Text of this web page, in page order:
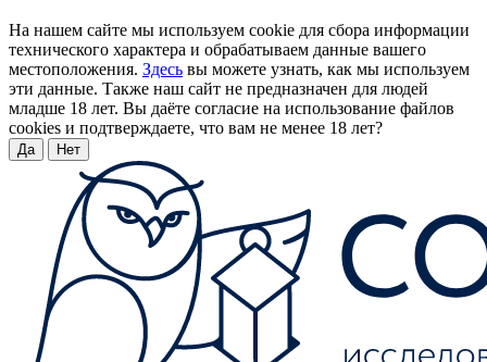
На нашем сайте мы используем cookie для сбора информации
технического характера и обрабатываем данные вашего
местоположения. Здесь вы можете узнать, как мы используем
эти данные. Также наш сайт не предназначен для людей
младше 18 лет. Вы даёте согласие на использование файлов
cookies и подтверждаете, что вам не менее 18 лет?
Да Нет